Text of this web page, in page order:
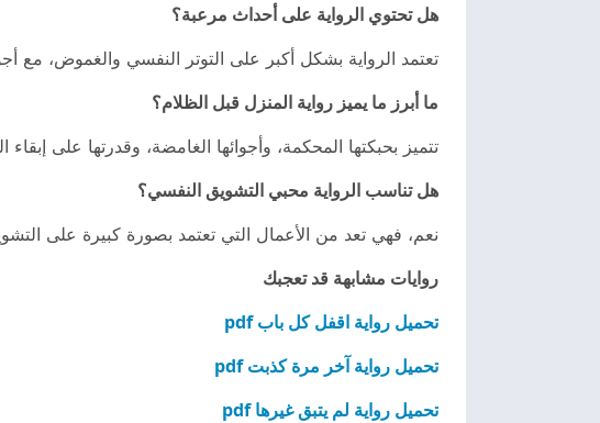
هل تحتوي الرواية على أحداث مرعبة؟
تعتمد الرواية بشكل أكبر على التوتر النفسي والغموض، مع
ما أبرز ما يميز رواية المنزل قبل الظلام؟
تتميز بحبكتها المحكمة، وأجوائها الغامضة، وقدرتها على
هل تناسب الرواية محبي التشويق النفسي؟
نعم، فهي تعد من الأعمال التي تعتمد بصورة كبيرة على
روايات مشابهة قد تعجبك
تحميل رواية اقفل كل باب pdf
تحميل رواية آخر مرة كذبت pdf
تحميل رواية لم يتبق غيرها pdf